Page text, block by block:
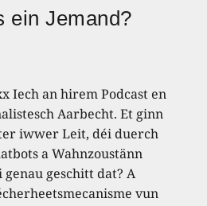
ein Jemand?
Iech an hirem Podcast en
Aarbecht. Et ginn
iwwer Leit, déi duerch
a Wahnzoustänn
geschitt dat? A
vun